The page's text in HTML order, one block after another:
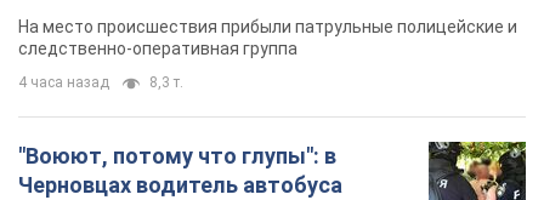
протокол. Видео
На место происшествия прибыли патрульные полицейские и
следственно-оперативная группа
4 часа назад 8,3 т.
"Воюют, потому что глупы": в
Черновцах водитель автобуса